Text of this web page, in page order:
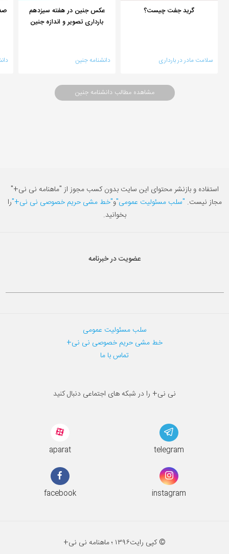
گرید جفت چیست؟
سلامت مادر در بارداری
عکس جنین در هفته سیزدهم
بارداری تصویر و اندازه جنین
دانشنامه جنین
مشاهده مطالب دانشنامه جنین
استفاده و بازنشر محتوای این سایت بدون کسب مجوز از "ماهنامه نی نی+"
مجاز نیست. "سلب مسئولیت عمومی"و"خط مشی حریم خصوصی نی نی+"را
بخوانید.
عضویت در خبرنامه
سلب مسئولیت عمومی
خط مشی حریم خصوصی نی نی+
تماس با ما
نی نی+ را در شبکه های اجتماعی دنبال کنید
aparat telegram
facebook instagram
© کپی رایت۱۳۹۶ ؛ ماهنامه نی نی+